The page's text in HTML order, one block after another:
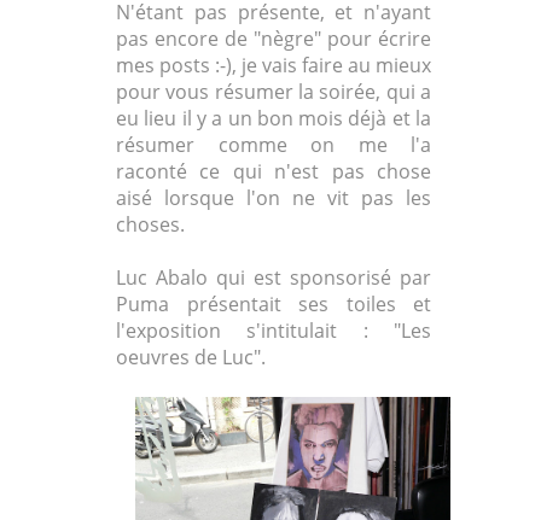
N'étant pas présente, et n'ayant
pas encore de "nègre" pour écrire
mes posts :-), je vais faire au mieux
pour vous résumer la soirée, qui a
eu lieu il y a un bon mois déjà et la
résumer comme on me l'a
raconté ce qui n'est pas chose
aisé lorsque l'on ne vit pas les
choses.
Luc Abalo qui est sponsorisé par
Puma présentait ses toiles et
l'exposition s'intitulait : "Les
oeuvres de Luc".